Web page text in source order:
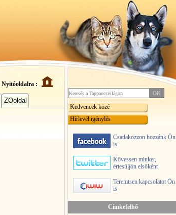
Nyitóoldalra :
ZOoldal
Kedvencek közé
Hírlevél igénylés
Csatlakozzon hozzánk Ön
is
Kövessen minket,
értesüljön elsőként
Teremtsen kapcsolatot Ön
is
Címkefelhő